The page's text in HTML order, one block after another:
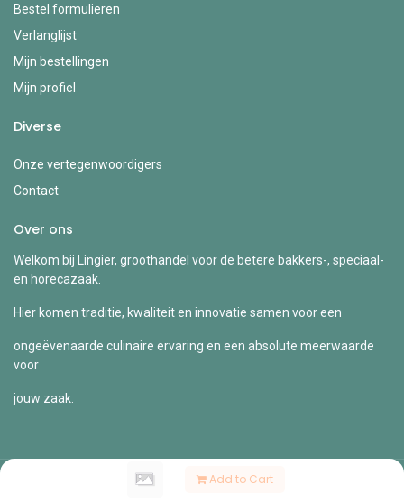
Add to Cart
Bestel formulieren
Verlanglijst
Mijn bestellingen
Mijn profiel
Diverse
Onze vertegenwoordigers
Contact
Over ons
Welkom bij Lingier, groothandel voor de betere bakkers-, speciaal-
en horecazaak.
Hier komen traditie, kwaliteit en innovatie samen voor een
ongeëvenaarde culinaire ervaring en een absolute meerwaarde
voor
jouw zaak.
Copyright © Lingier